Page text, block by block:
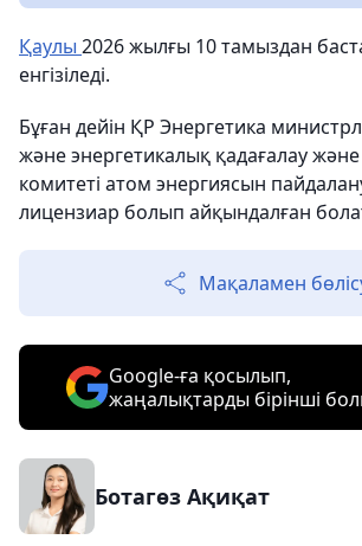
Қаулы 2026 жылғы 10 тамыздан
енгізіледі.
Бұған дейін ҚР Энергетика
және энергетикалық қадағалау
комитеті атом энергиясын
лицензиар болып айқындалған
Мақаламен
Google-ға қосылып,
жаңалықтарды бірінші
Ботагөз Ақиқат